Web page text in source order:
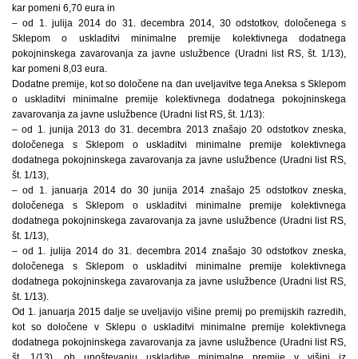
kar pomeni 6,70 eura in
– od 1. julija 2014 do 31. decembra 2014, 30 odstotkov, določenega s
Sklepom o uskladitvi minimalne premije kolektivnega dodatnega
pokojninskega zavarovanja za javne uslužbence (Uradni list RS, št. 1/13),
kar pomeni 8,03 eura.
Dodatne premije, kot so določene na dan uveljavitve tega Aneksa s Sklepom
o uskladitvi minimalne premije kolektivnega dodatnega pokojninskega
zavarovanja za javne uslužbence (Uradni list RS, št. 1/13):
– od 1. junija 2013 do 31. decembra 2013 znašajo 20 odstotkov zneska,
določenega s Sklepom o uskladitvi minimalne premije kolektivnega
dodatnega pokojninskega zavarovanja za javne uslužbence (Uradni list RS,
št. 1/13),
– od 1. januarja 2014 do 30 junija 2014 znašajo 25 odstotkov zneska,
določenega s Sklepom o uskladitvi minimalne premije kolektivnega
dodatnega pokojninskega zavarovanja za javne uslužbence (Uradni list RS,
št. 1/13),
– od 1. julija 2014 do 31. decembra 2014 znašajo 30 odstotkov zneska,
določenega s Sklepom o uskladitvi minimalne premije kolektivnega
dodatnega pokojninskega zavarovanja za javne uslužbence (Uradni list RS,
št. 1/13).
Od 1. januarja 2015 dalje se uveljavijo višine premij po premijskih razredih,
kot so določene v Sklepu o uskladitvi minimalne premije kolektivnega
dodatnega pokojninskega zavarovanja za javne uslužbence (Uradni list RS,